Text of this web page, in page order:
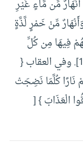
مِّن مَّاءٍ غَيْرِ
مِّنْ خَمْرٍ لَّذَّةٍ
فِيهَا مِن كُلِّ
الثَّمَرَاتِ وَمَغْفِرَةٌ مِّن رَّبِّهِمْ} [محمد:15]. وفي العقاب {
نَارًا كُلَّمَا نَضِجَتْ
الْعَذَابَ } [